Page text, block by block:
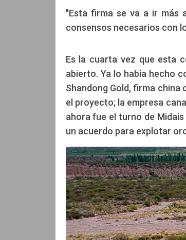
"Esta firma se va a ir más
consensos necesarios con
Es la cuarta vez que esta
abierto. Ya lo había hecho
Shandong Gold, firma
el proyecto; la empresa
ahora fue el turno de
un acuerdo para explotar